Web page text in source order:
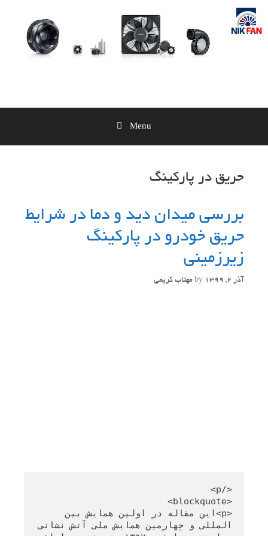
Skip
content
Menu
حریق در پارکینگ
بررسی میدان دید و دما در شرایط
حریق خودرو در پارکینگ
زیرزمینی
آذر 2, 1399 by مهتاب کریمی
<p>این مقاله در اولین همایش بین
المللی و چهارمین همایش ملی آتش نشانی